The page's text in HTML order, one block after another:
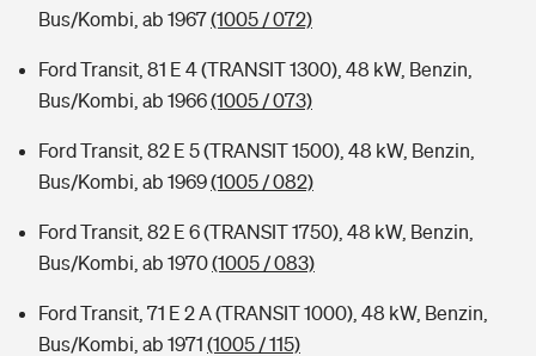
Bus/Kombi, ab 1967(1005 / 072)
Ford Transit, 81 E 4 (TRANSIT 1300), 48 kW, Benzin,
Bus/Kombi, ab 1966(1005 / 073)
Ford Transit, 82 E 5 (TRANSIT 1500), 48 kW, Benzin,
Bus/Kombi, ab 1969(1005 / 082)
Ford Transit, 82 E 6 (TRANSIT 1750), 48 kW, Benzin,
Bus/Kombi, ab 1970(1005 / 083)
Ford Transit, 71 E 2 A (TRANSIT 1000), 48 kW, Benzin,
Bus/Kombi, ab 1971 (1005 / 115)